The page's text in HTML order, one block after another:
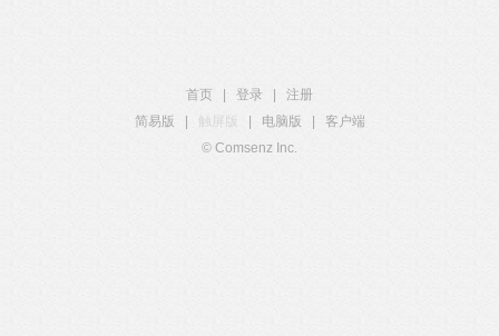
首页 登录
注册
简易版
触屏版 电脑版
客户端
© Comsenz Inc.